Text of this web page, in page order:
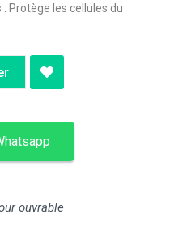
: Protège les cellules du
ouvrable